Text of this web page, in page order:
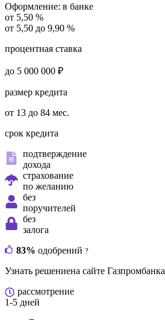
Оформление: в банке
от 5,50 %
от 5,50 до 9,90 %
процентная ставка
до 5 000 000 ₽
размер кредита
от 13 до 84 мес.
срок кредита
подтверждение
дохода
страхование
по желанию
без
поручителей
без
залога
83% одобрений ?
Узнать решениена сайте Газпромбанка
рассмотрение
1-5 дней